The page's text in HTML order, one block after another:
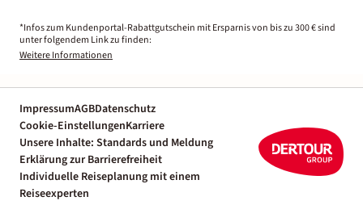
*Infos zum Kundenportal-Rabattgutschein mit Ersparnis von bis zu 300 € sind
unter folgendem Link zu finden:
Weitere Informationen
ImpressumAGBDatenschutz
Cookie-EinstellungenKarriere
Unsere Inhalte: Standards und Meldung
Erklärung zur Barrierefreiheit
Individuelle Reiseplanung mit einem
Reiseexperten